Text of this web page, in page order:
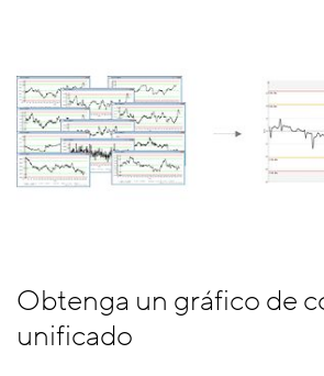
Obtenga un gráfico de
unificado